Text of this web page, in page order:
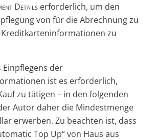
Details erforderlich, um den
von für die Abrechnung zu
zu
Einpflegens der
ist es erforderlich,
zu tätigen – in den folgenden
Autor daher die Mindestmenge
erwerben. Zu beachten ist, dass
Top Up“ von Haus aus